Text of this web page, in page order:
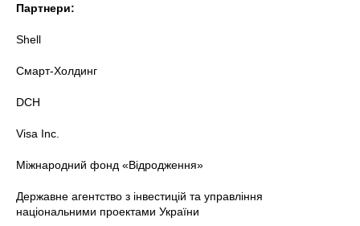
Партнери:
Shell
Смарт-Холдинг
DCH
Visa Inc.
Міжнародний фонд «Відродження»
Державне агентство з інвестицій та управління
національними проектами України